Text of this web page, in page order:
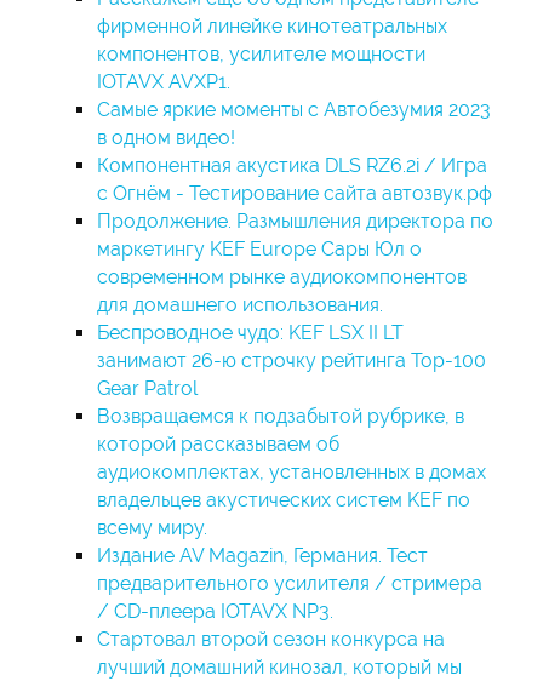
фирменной линейке кинотеатральных
компонентов, усилителе мощности
IOTAVX AVXP1.
Самые яркие моменты с Автобезумия 2023
в одном видео!
Компонентная акустика DLS RZ6.2i / Игра
с Огнём - Тестирование сайта автозвук.рф
Продолжение. Размышления директора по
маркетингу KEF Europe Сары Юл о
современном рынке аудиокомпонентов
для домашнего использования.
Беспроводное чудо: KEF LSX II LT
занимают 26-ю строчку рейтинга Top-100
Gear Patrol
Возвращаемся к подзабытой рубрике, в
которой рассказываем об
аудиокомплектах, установленных в домах
владельцев акустических систем KEF по
всему миру.
Издание AV Magazin, Германия. Тест
предварительного усилителя / стримера
/ CD-плеера IOTAVX NP3.
Стартовал второй сезон конкурса на
лучший домашний кинозал, который мы